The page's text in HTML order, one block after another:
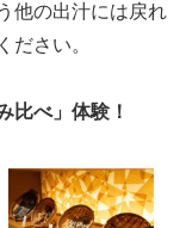
他の出汁には戻れ
ださい。
比べ」体験！